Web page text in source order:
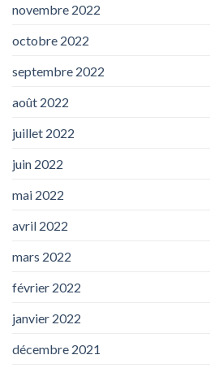
novembre 2022
octobre 2022
septembre 2022
août 2022
juillet 2022
juin 2022
mai 2022
avril 2022
mars 2022
février 2022
janvier 2022
décembre 2021